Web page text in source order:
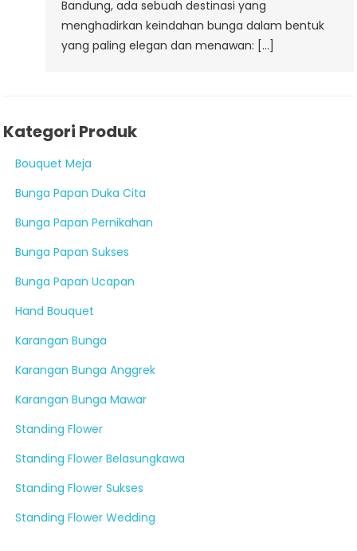
Bandung, ada sebuah destinasi yang
menghadirkan keindahan bunga dalam bentuk
yang paling elegan dan menawan: […]
Kategori Produk
Bouquet Meja
Bunga Papan Duka Cita
Bunga Papan Pernikahan
Bunga Papan Sukses
Bunga Papan Ucapan
Hand Bouquet
Karangan Bunga
Karangan Bunga Anggrek
Karangan Bunga Mawar
Standing Flower
Standing Flower Belasungkawa
Standing Flower Sukses
Standing Flower Wedding